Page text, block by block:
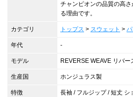
チャンピオンの品質の高
る理由です。
カテゴリ トップス > スウェット >
年代 -
モデル REVERSE WEAVE リバー
生産国 ホンジュラス製
特徴 長袖 / フルジップ / 短丈 シ